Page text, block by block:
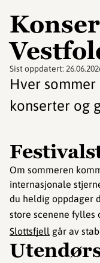
Sist oppdatert:
Hver
konserter og
Om sommeren
internasjonale
du heldig oppdager
store scenene fylles
Slottsfjell går av